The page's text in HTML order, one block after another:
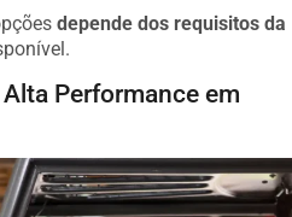
depende dos requisitos da
Performance em